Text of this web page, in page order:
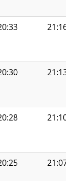
21:16
21:13
21:10
21:07